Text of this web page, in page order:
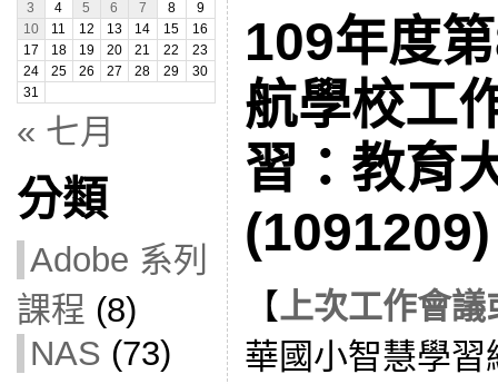
3
4 5 6 7 8
9
10
11 12 13 14 15
16
17
18 19 20 21 22
23
24
25 26 27 28 29
30
31
« 七月
分類
Adobe 系列
課程 (8)
NAS (73)
109年度
航學校工
習：教育
(1091209)
【上次工作會
華國小智慧學習